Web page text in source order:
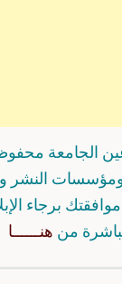
الجامعة
النشر
برجاء
من هنــــــا